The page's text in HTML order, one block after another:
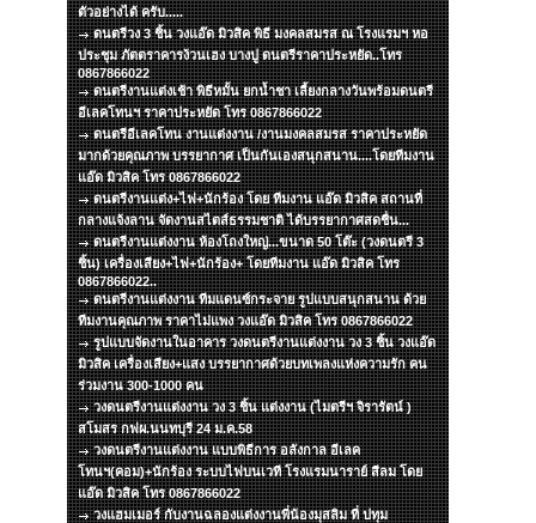
ตัวอย่างได้ ครับ.....
ดนตรีวง 3 ชิ้น วงแอ๊ด มิวสิค พิธี มงคลสมรส ณ โรงแรมฯ หอ
ประชุม ภัตตราคารง้วนเฮง บางปู ดนตรีราคาประหยัด..โทร
0867866022
ดนตรีงานแต่งเช้า พิธีหมั้น ยกน้ำชา เลี้ยงกลางวันพร้อมดนตรี
อีเลคโทนฯ ราคาประหยัด โทร 0867866022
ดนตรีอีเลคโทน งานแต่งงาน /งานมงคลสมรส ราคาประหยัด
มากด้วยคุณภาพ บรรยากาศ เป็นกันเองสนุกสนาน....โดยทีมงาน
แอ๊ด มิวสิค โทร 0867866022
ดนตรีงานแต่ง+ไฟ+นักร้อง โดย ทีมงาน แอ๊ด มิวสิค สถานที่
กลางแจ้งลาน จัดงานสไตส์ธรรมชาติ ได้บรรยากาศสดชื่น...
ดนตรีงานแต่งงาน ห้องโถงใหญ่...ขนาด 50 โต๊ะ (วงดนตรี 3
ชิ้น) เครื่องเสียง+ไฟ+นักร้อง+ โดยทีมงาน แอ๊ด มิวสิค โทร
0867866022..
ดนตรีงานแต่งงาน ทีมแดนซ์กระจาย รูปแบบสนุกสนาน ด้วย
ทีมงานคุณภาพ ราคาไม่แพง วงแอ๊ด มิวสิค โทร 0867866022
รูปแบบจัดงานในอาคาร วงดนตรีงานแต่งงาน วง 3 ชิ้น วงแอ๊ด
มิวสิค เครื่องเสียง+แสง บรรยากาศด้วยบทเพลงแห่งความรัก คน
ร่วมงาน 300-1000 คน
วงดนตรีงานแต่งงาน วง 3 ชิ้น แต่งงาน (ไมตรีฯ จิรารัตน์ )
สโมสร กฟผ.นนทบุรี 24 ม.ค.58
วงดนตรีงานแต่งงาน แบบพิธีการ อลังกาล อีเลค
โทนฯ(คอม)+นักร้อง ระบบไฟบนเวที โรงแรมนาราย์ สีลม โดย
แอ๊ด มิวสิค โทร 0867866022
วงแฮมเมอร์ กับงานฉลองแต่งงานพี่น้องมุสลิม ที่ ปทุม